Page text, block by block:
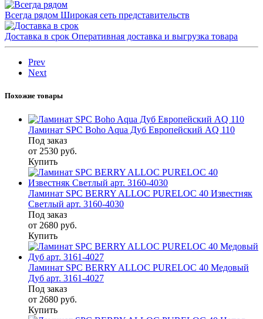
Всегда рядом Широкая сеть представительств
Доставка в срок Оперативная доставка и выгрузка товара
Prev
Next
Похожие товары
Ламинат SPC Boho Aqua Дуб Европейский AQ 110
Под заказ
от 2530 руб.
Купить
Ламинат SPC BERRY ALLOC PURELOC 40 Известняк
Светлый арт. 3160-4030
Под заказ
от 2680 руб.
Купить
Ламинат SPC BERRY ALLOC PURELOC 40 Медовый
Дуб арт. 3161-4027
Под заказ
от 2680 руб.
Купить